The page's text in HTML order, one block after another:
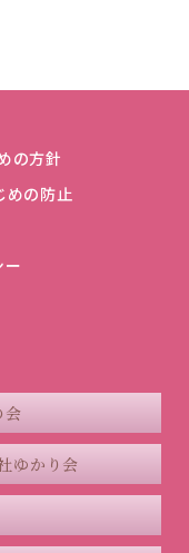
の方針
めの防止
ー
会
ゆかり会